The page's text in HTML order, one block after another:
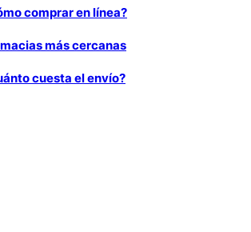
comprar en línea?
más cercanas
cuesta el envío?